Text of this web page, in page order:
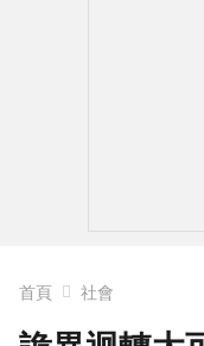
首頁 社會